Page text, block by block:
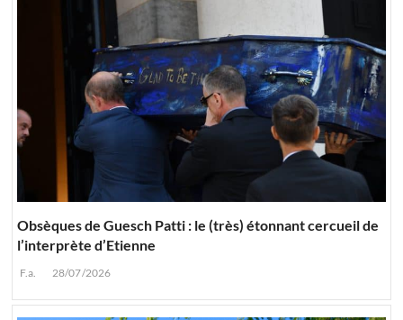
Obsèques de Guesch Patti : le (très) étonnant cercueil de
l’interprète d’Etienne
F.a. 28/07/2026